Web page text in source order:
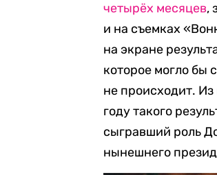
четырёх месяцев,
и на съемках
на экране
которое могло бы
не происходит.
году такого
сыгравший роль
нынешнего